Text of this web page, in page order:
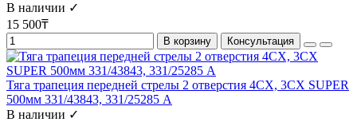
В наличии ✓
15 500₸
В корзину Консультация
Тяга трапеция передней стрелы 2 отверстия 4CX, 3CX SUPER
500мм 331/43843, 331/25285 А
В наличии ✓